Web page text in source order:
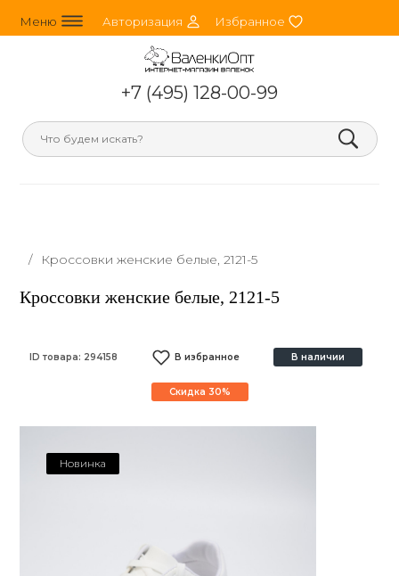
Меню line_horizontal_3 Авторизация person_round Избранное heart
+7 (495) 128-00-99
search
/ Кроссовки женские белые, 2121-5
Кроссовки женские белые, 2121-5
ID товара: 294158 В избранное В наличии
Скидка 30%
Новинка